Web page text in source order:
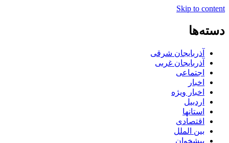
Skip to content
دسته‌ها
آذربایجان شرقی
آذربایجان غربی
اجتماعی
اخبار
اخبار ویژه
اردبیل
استانها
اقتصادی
بین الملل
پیشخوان